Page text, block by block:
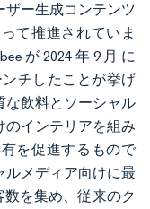
ザー生成コンテンツ
て推進されていま
が2024年9月に
チしたことが挙げ
な飲料とソーシャル
のインテリアを組み
を促進するもので
ルメディア向けに最
を集め、従来のク